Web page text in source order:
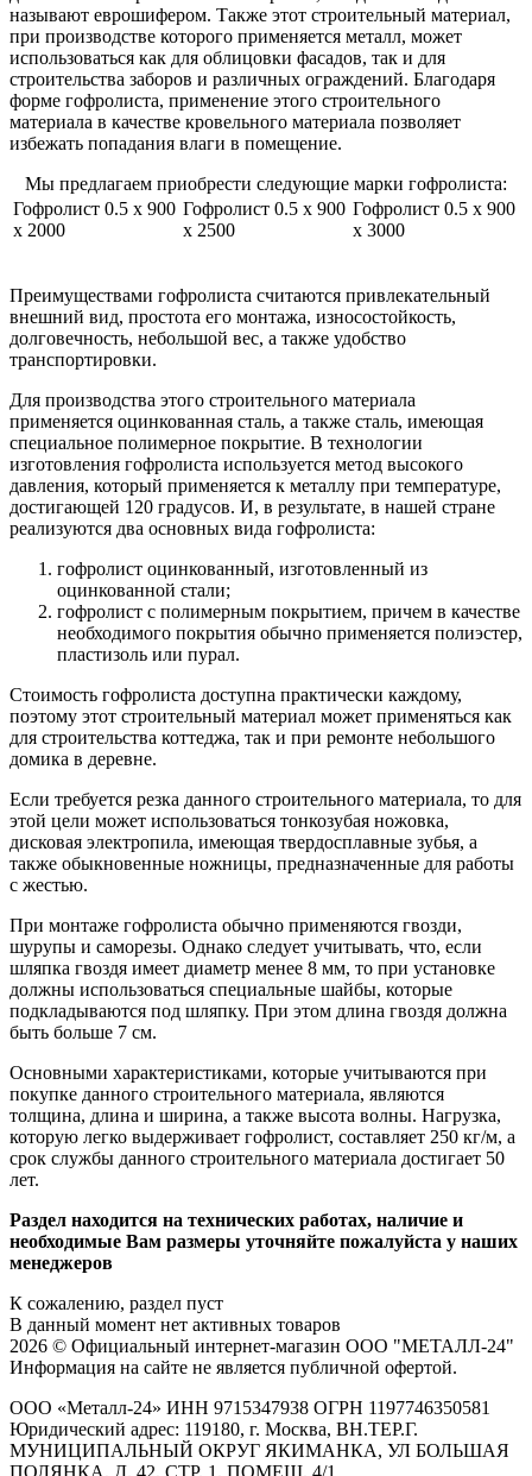
называют еврошифером. Также этот строительный материал,
при производстве которого применяется металл, может
использоваться как для облицовки фасадов, так и для
строительства заборов и различных ограждений. Благодаря
форме гофролиста, применение этого строительного
материала в качестве кровельного материала позволяет
избежать попадания влаги в помещение.
Мы предлагаем приобрести следующие марки гофролиста:
Гофролист 0.5 x 900
x 2000
Гофролист 0.5 x 900
x 2500
Гофролист 0.5 x 900
x 3000
Преимуществами гофролиста считаются привлекательный
внешний вид, простота его монтажа, износостойкость,
долговечность, небольшой вес, а также удобство
транспортировки.
Для производства этого строительного материала
применяется оцинкованная сталь, а также сталь, имеющая
специальное полимерное покрытие. В технологии
изготовления гофролиста используется метод высокого
давления, который применяется к металлу при температуре,
достигающей 120 градусов. И, в результате, в нашей стране
реализуются два основных вида гофролиста:
гофролист оцинкованный, изготовленный из
оцинкованной стали;
гофролист с полимерным покрытием, причем в качестве
необходимого покрытия обычно применяется полиэстер,
пластизоль или пурал.
Стоимость гофролиста доступна практически каждому,
поэтому этот строительный материал может применяться как
для строительства коттеджа, так и при ремонте небольшого
домика в деревне.
Если требуется резка данного строительного материала, то для
этой цели может использоваться тонкозубая ножовка,
дисковая электропила, имеющая твердосплавные зубья, а
также обыкновенные ножницы, предназначенные для работы
с жестью.
При монтаже гофролиста обычно применяются гвозди,
шурупы и саморезы. Однако следует учитывать, что, если
шляпка гвоздя имеет диаметр менее 8 мм, то при установке
должны использоваться специальные шайбы, которые
подкладываются под шляпку. При этом длина гвоздя должна
быть больше 7 см.
Основными характеристиками, которые учитываются при
покупке данного строительного материала, являются
толщина, длина и ширина, а также высота волны. Нагрузка,
которую легко выдерживает гофролист, составляет 250 кг/м, а
срок службы данного строительного материала достигает 50
лет.
Раздел находится на технических работах, наличие и
необходимые Вам размеры уточняйте пожалуйста у наших
менеджеров
К сожалению, раздел пуст
В данный момент нет активных товаров
2026 © Официальный интернет-магазин ООО "МЕТАЛЛ-24"
Информация на сайте не является публичной офертой.
ООО «Металл-24» ИНН 9715347938 ОГРН 1197746350581
Юридический адрес: 119180, г. Москва, ВН.ТЕР.Г.
МУНИЦИПАЛЬНЫЙ ОКРУГ ЯКИМАНКА, УЛ БОЛЬШАЯ
ПОЛЯНКА, Д. 42, СТР. 1, ПОМЕЩ. 4/1